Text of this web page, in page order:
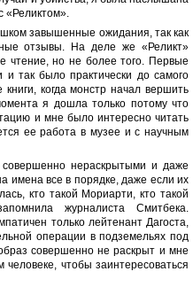
«Реликтом».
завышенные ожидания, так как
отзывы. На деле же «Реликт»
чтение, но не более того. Первые
и так было практически до самого
когда монстр начал вершить
я дошла только потому что
и мне было интересно читать
ее работа в музее и с научным
совершенно нераскрытыми и даже
имена все в порядке, даже если их
кто такой Мориарти, кто такой
журналиста Смитбека.
только лейтенант Дагоста,
операции в подземельях под
совершенно не раскрыт и мне
чтобы заинтересоваться